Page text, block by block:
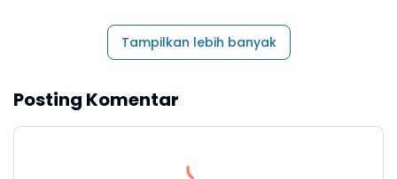
Tampilkan lebih banyak
Posting Komentar